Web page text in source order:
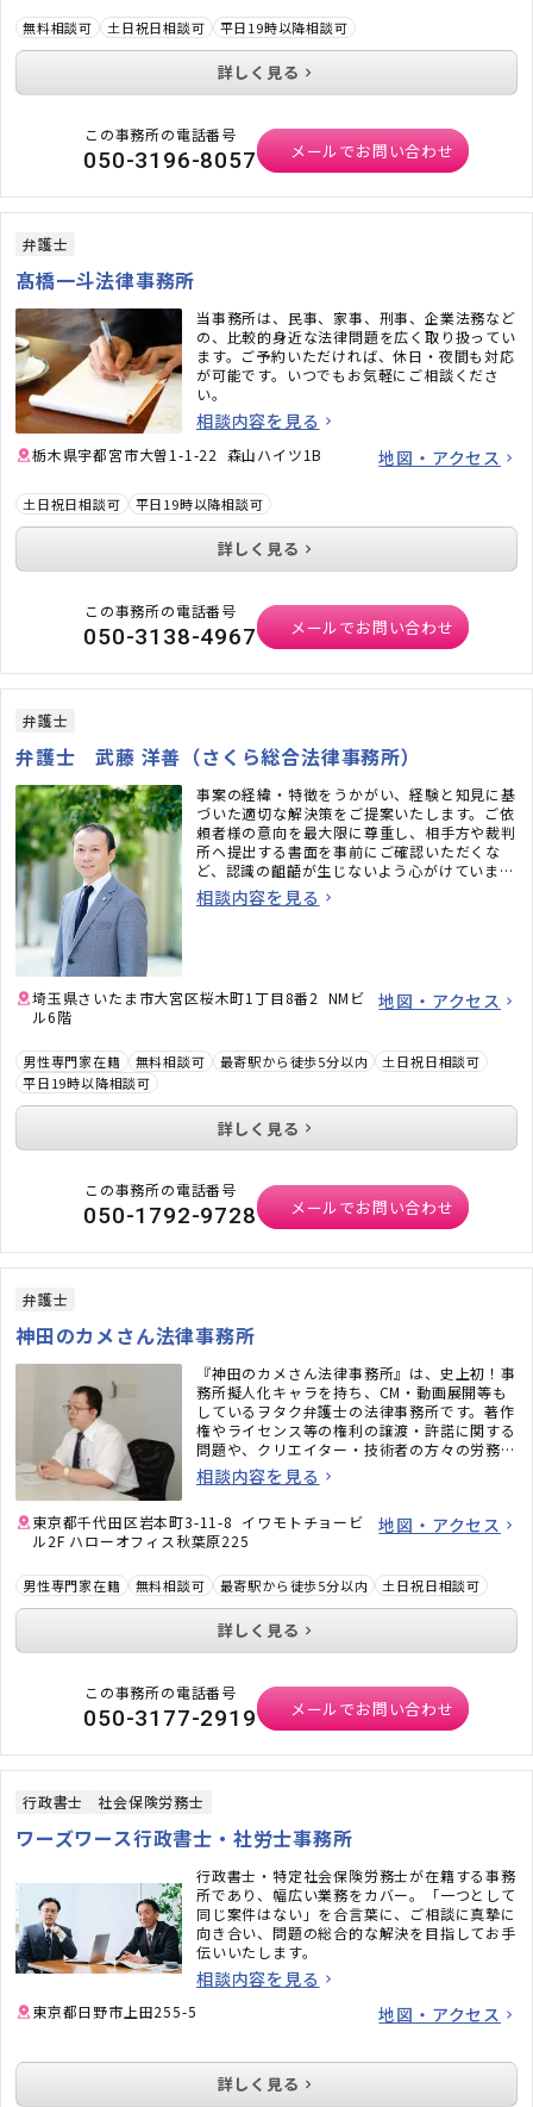
無料相談可 土日祝日相談可 平日19時以降相談可
詳しく見る
この事務所の電話番号
050-3196-8057 メールでお問い合わせ
弁護士
髙橋一斗法律事務所
当事務所は、民事、家事、刑事、企業法務など
の、比較的身近な法律問題を広く取り扱ってい
ます。ご予約いただければ、休日・夜間も対応
が可能です。いつでもお気軽にご相談くださ
い。
相談内容を見る
栃木県宇都宮市大曽1-1-22 森山ハイツ1B 地図・アクセス
土日祝日相談可 平日19時以降相談可
詳しく見る
この事務所の電話番号
050-3138-4967 メールでお問い合わせ
弁護士
弁護士 武藤 洋善（さくら総合法律事務所）
事案の経緯・特徴をうかがい、経験と知見に基
づいた適切な解決策をご提案いたします。ご依
頼者様の意向を最大限に尊重し、相手方や裁判
所へ提出する書面を事前にご確認いただくな
ど、認識の齟齬が生じないよう心がけていま
す。丁寧に・迅速に・柔軟にサポートいたしま
すので、お気軽にご相談ください。
相談内容を見る
埼玉県さいたま市大宮区桜木町1丁目8番2 NMビ
ル6階
地図・アクセス
男性専門家在籍 無料相談可 最寄駅から徒歩5分以内
土日祝日相談可
平日19時以降相談可
詳しく見る
この事務所の電話番号
050-1792-9728 メールでお問い合わせ
弁護士
神田のカメさん法律事務所
『神田のカメさん法律事務所』は、史上初！事
務所擬人化キャラを持ち、CM・動画展開等も
しているヲタク弁護士の法律事務所です。著作
権やライセンス等の権利の譲渡・許諾に関する
問題や、クリエイター・技術者の方々の労務問
題にも力を入れています。また、相続問題、遺
言書作成、戦略的離婚サービスなどもご好評い
相談内容を見る
東京都千代田区岩本町3-11-8 イワモトチョービ
ル2F ハローオフィス秋葉原225
地図・アクセス
男性専門家在籍 無料相談可 最寄駅から徒歩5分以内 土日祝日相談可
詳しく見る
この事務所の電話番号
050-3177-2919 メールでお問い合わせ
行政書士 社会保険労務士
ワーズワース行政書士・社労士事務所
行政書士・特定社会保険労務士が在籍する事務
所であり、幅広い業務をカバー。「一つとして
同じ案件はない」を合言葉に、ご相談に真摯に
向き合い、問題の総合的な解決を目指してお手
伝いいたします。
相談内容を見る
東京都日野市上田255-5 地図・アクセス
詳しく見る